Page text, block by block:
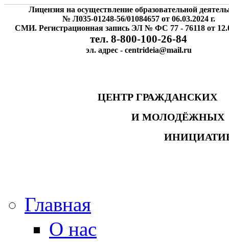
Лицензия на осуществление образовательной
№ Л035-01248-56/01084657 от 06.03.2024 г.
СМИ. Регистрационная запись ЭЛ № ФС 77 - 76118 от
тел. 8-800-100-26-84
эл. адрес - centrideia@mail.ru
ЦЕНТР
И
Главная
О нас